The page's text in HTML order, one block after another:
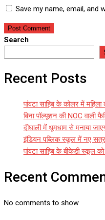
Save my name, email, and
Search
Recent Posts
पांवटा साहिब के कोलर में
बिना पॉल्यूशन की NOC वाली
दीघाली में धूमधाम से मनाया
इंडियन पब्लिक स्कूल में नए
पांवटा साहिब के बीकेडी स्कूल
Recent
No comments to show.